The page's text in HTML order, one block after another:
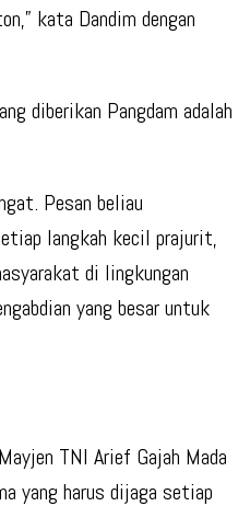
kata Dandim dengan
diberikan Pangdam adalah
Pesan beliau
langkah kecil prajurit,
di lingkungan
yang besar untuk
TNI Arief Gajah Mada
yang harus dijaga setiap